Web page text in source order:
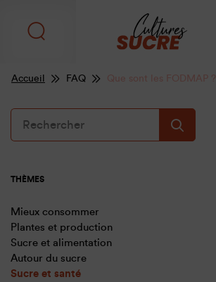
Accueil FAQ Que sont les FODMAP ?
THÈMES
Mieux consommer
Plantes et production
Sucre et alimentation
Autour du sucre
Sucre et santé